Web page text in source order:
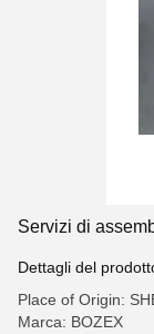
Servizi di
Dettagli del
Place of Origin:
Marca: BOZEX